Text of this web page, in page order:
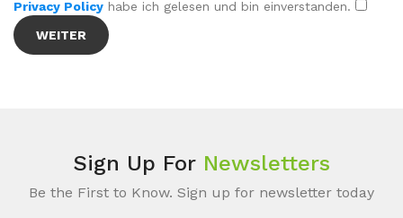
Privacy Policy habe ich gelesen und bin einverstanden.
Sign Up For Newsletters
Be the First to Know. Sign up for newsletter today